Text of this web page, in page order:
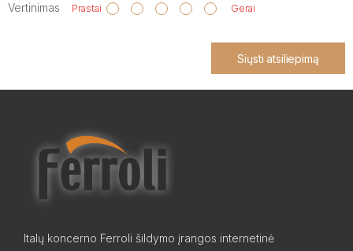
Vertinimas Prastai Gerai
Siųsti atsiliepimą
Italų koncerno Ferroli šildymo įrangos internetinė